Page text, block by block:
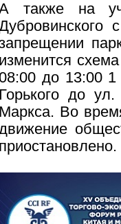
также на
изменится
до 13:00
Горького до
Маркса. Во
приостановлено.